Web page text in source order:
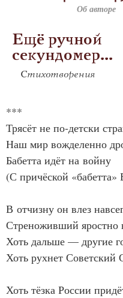
Об авторе
Ещё ручной
секундомер...
Стихотворения
***
Трясёт не по‑детски
Наш мир вожделенно
Бабетта идёт на войну
(С причёской
В отчизну он влез
Стреноживший
Хоть дальше — другие
Хоть рухнет Советский
Хоть тёзка России